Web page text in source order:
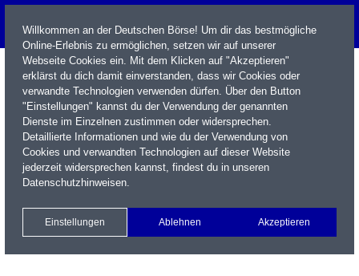
Name / WKN / ISIN / Kürzel
Xetra Realtime
Watchlist Portfolio Login
Willkommen an der Deutschen Börse! Um dir das bestmögliche
Online-Erlebnis zu ermöglichen, setzen wir auf unserer
Webseite Cookies ein. Mit dem Klicken auf "Akzeptieren"
erklärst du dich damit einverstanden, dass wir Cookies oder
verwandte Technologien verwenden dürfen. Über den Button
"Einstellungen" kannst du der Verwendung der genannten
Dienste im Einzelnen zustimmen oder widersprechen.
Detaillierte Informationen und wie du der Verwendung von
Cookies und verwandten Technologien auf dieser Website
jederzeit widersprechen kannst, findest du in unseren
Datenschutzhinweisen.
Einstellungen Ablehnen Akzeptieren